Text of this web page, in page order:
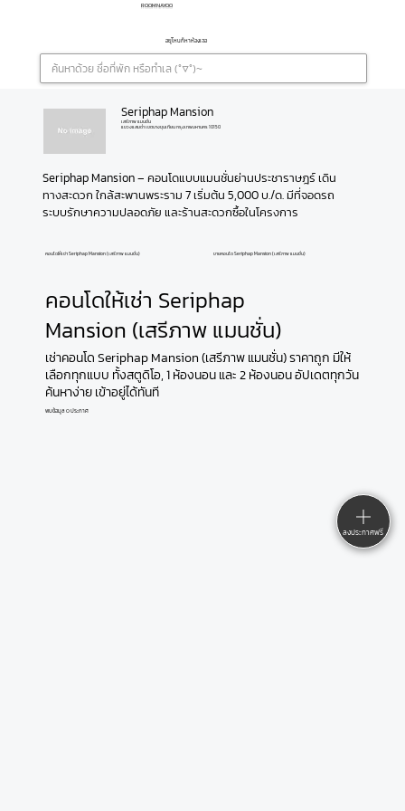
ROOMNAYOO
อยู่ไหนก็หาห้องเจอ
Seriphap Mansion
เสรีภาพ แมนชั่น
แขวงแสมดำ เขตบางขุนเทียน กรุงเทพมหานคร 10150
Seriphap Mansion – คอนโดแบบแมนชั่นย่านประชาราษฎร์ เดิน
ทางสะดวก ใกล้สะพานพระราม 7 เริ่มต้น 5,000 บ./ด. มีที่จอดรถ
ระบบรักษาความปลอดภัย และร้านสะดวกซื้อในโครงการ
คอนโดให้เช่า Seriphap Mansion (เสรีภาพ แมนชั่น) ขายคอนโด Seriphap Mansion (เสรีภาพ แมนชั่น)
พบข้อมูล 0 ประกาศ
เช่าคอนโด Seriphap Mansion (เสรีภาพ แมนชั่น) ราคาถูก มีให้
เลือกทุกแบบ ทั้งสตูดิโอ, 1 ห้องนอน และ 2 ห้องนอน อัปเดตทุกวัน
ค้นหาง่าย เข้าอยู่ได้ทันที
คอนโดให้เช่า Seriphap
Mansion (เสรีภาพ แมนชั่น)
ลงประกาศฟรี